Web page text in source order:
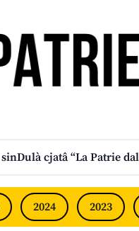
Dulà cjatâ “La Patrie
2024 2023